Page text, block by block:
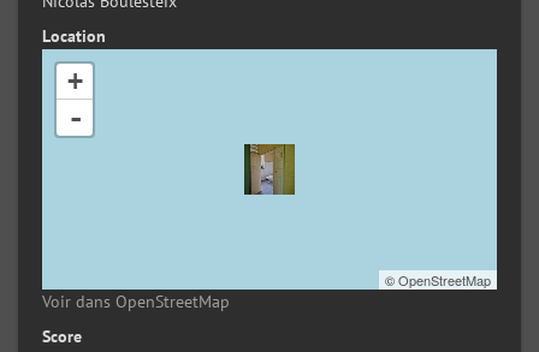
Location
+
-
©OpenStreetMap
Voir dans OpenStreetMap
Score